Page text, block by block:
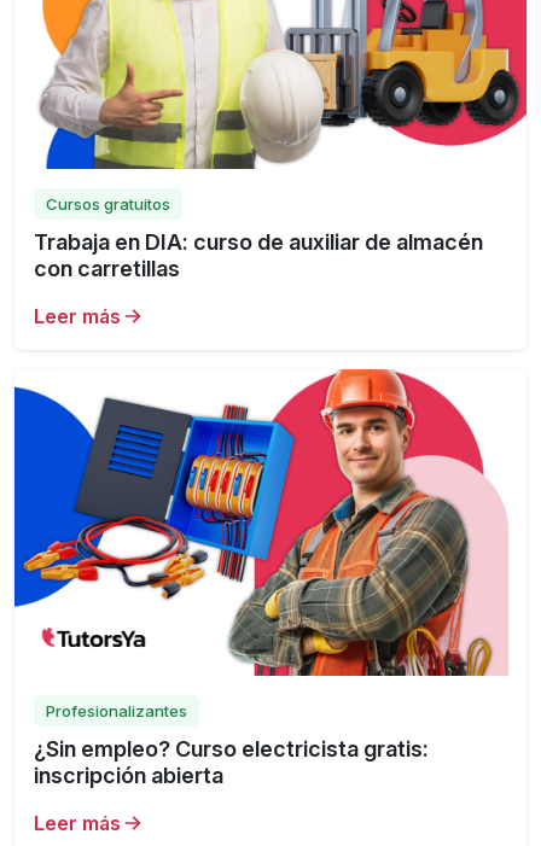
Cursos gratuitos
Trabaja en DIA: curso de auxiliar de almacén
con carretillas
Leer más
Profesionalizantes
¿Sin empleo? Curso electricista gratis:
inscripción abierta
Leer más